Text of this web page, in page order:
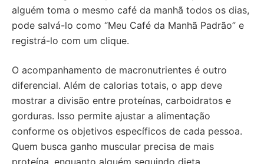
alguém toma o mesmo café da manhã todos os dias,
pode salvá-lo como “Meu Café da Manhã Padrão” e
registrá-lo com um clique.
O acompanhamento de macronutrientes é outro
diferencial. Além de calorias totais, o app deve
mostrar a divisão entre proteínas, carboidratos e
gorduras. Isso permite ajustar a alimentação
conforme os objetivos específicos de cada pessoa.
Quem busca ganho muscular precisa de mais